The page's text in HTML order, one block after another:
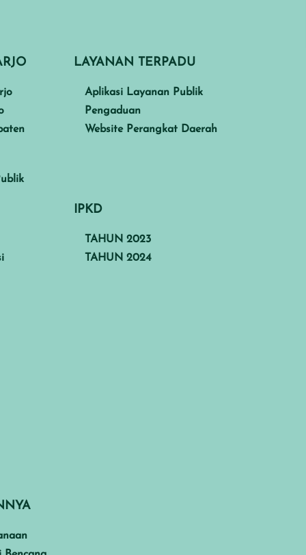
LAYANAN TERPADU
Aplikasi Layanan Publik
Pengaduan
Website Perangkat Daerah
IPKD
TAHUN 2023
TAHUN 2024